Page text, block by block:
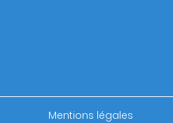
bottom
Mentions légales